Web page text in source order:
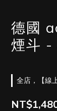
德國
煙斗 -
全店，【線